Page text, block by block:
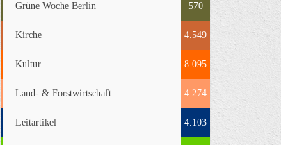
Grüne Woche Berlin 570
Kirche 4.549
Kultur 8.095
Land- & Forstwirtschaft 4.274
Leitartikel 4.103